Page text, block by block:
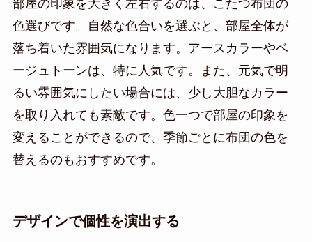
部屋の印象を大きく左右するのは、こたつ布団の
色選びです。自然な色合いを選ぶと、部屋全体が
落ち着いた雰囲気になります。アースカラーやベ
ージュトーンは、特に人気です。また、元気で明
るい雰囲気にしたい場合には、少し大胆なカラー
を取り入れても素敵です。色一つで部屋の印象を
変えることができるので、季節ごとに布団の色を
替えるのもおすすめです。
デザインで個性を演出する